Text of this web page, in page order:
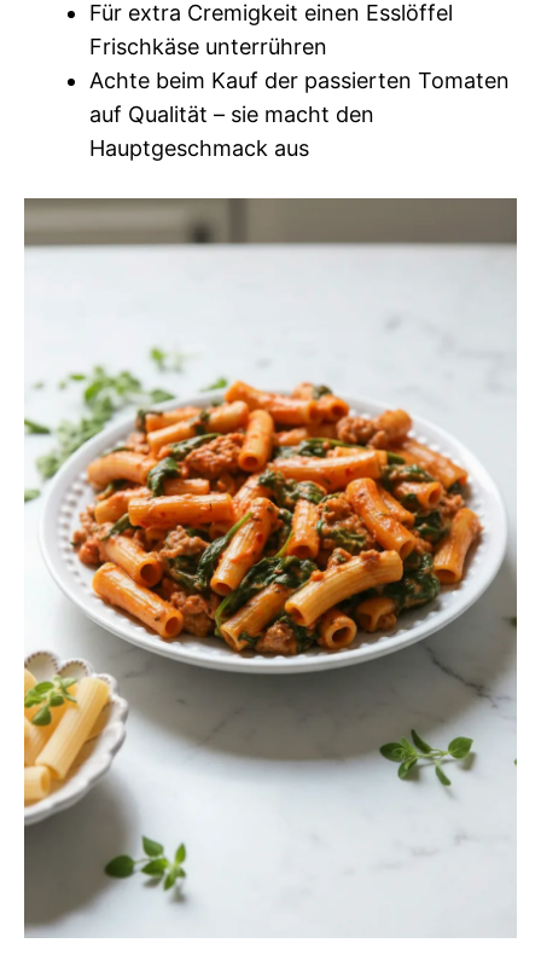
Für extra Cremigkeit einen Esslöffel
Frischkäse unterrühren
Achte beim Kauf der passierten Tomaten
auf Qualität – sie macht den
Hauptgeschmack aus